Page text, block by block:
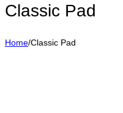
Classic Pad
Home/Classic Pad